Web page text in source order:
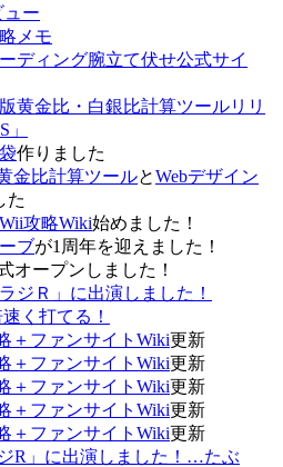
ュー
メモ
ディング腕立て伏せ公式サイ
黄金比・白銀比計算ツールリリ
」
作りました
金比計算ツールとWebデザイン
た
攻略Wiki始めました！
ブが1周年を迎えました！
オープンしました！
ジＲ」に出演しました！
く打てる！
＋ファンサイトWiki更新
＋ファンサイトWiki更新
＋ファンサイトWiki更新
＋ファンサイトWiki更新
＋ファンサイトWiki更新
R」に出演しました！…たぶ